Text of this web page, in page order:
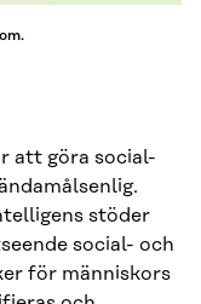
att göra social-
stöder
social- och
för människors